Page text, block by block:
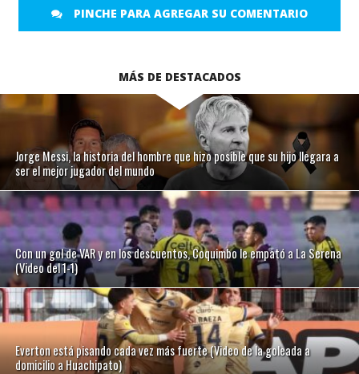
PINCHE PARA AGREGAR SU COMENTARIO
MÁS DE DESTACADOS
Jorge Messi, la historia del hombre que hizo posible que su hijo llegara a
ser el mejor jugador del mundo
Con un gol de VAR y en los descuentos, Coquimbo le empató a La Serena
(Video del 1-1)
Everton está pisando cada vez más fuerte (Video de la goleada a
domicilio a Huachipato)